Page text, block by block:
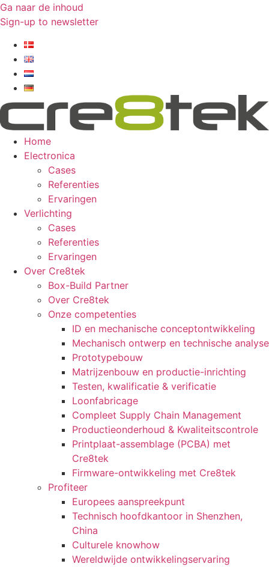
Ga naar de inhoud
Sign-up to newsletter​
Home
Electronica
Cases
Referenties
Ervaringen
Verlichting
Cases
Referenties
Ervaringen
Over Cre8tek
Box-Build Partner
Over Cre8tek
Onze competenties
ID en mechanische conceptontwikkeling
Mechanisch ontwerp en technische analyse
Prototypebouw
Matrijzenbouw en productie-inrichting
Testen, kwalificatie & verificatie
Loonfabricage
Compleet Supply Chain Management
Productieonderhoud & Kwaliteitscontrole
Printplaat-assemblage (PCBA) met
Cre8tek
Firmware-ontwikkeling met Cre8tek
Profiteer
Europees aanspreekpunt
Technisch hoofdkantoor in Shenzhen,
China
Culturele knowhow
Wereldwijde ontwikkelingservaring